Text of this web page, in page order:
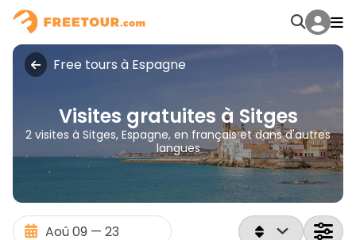
Free tours à Espagne
Visites gratuites à Sitges
2 visites à Sitges, Espagne, en français et dans d'autres
langues